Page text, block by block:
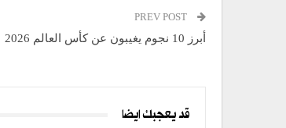
أبرز 10 نجوم يغيبون عن كأس العالم 2026
قد يعجبك ايضا